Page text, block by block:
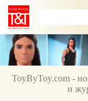
ToyByToy.com -
и